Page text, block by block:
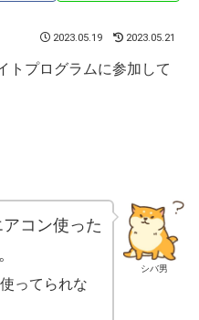
2023.05.19 2023.05.21
トプログラムに参加して
シバ男
コン使った
ってられな